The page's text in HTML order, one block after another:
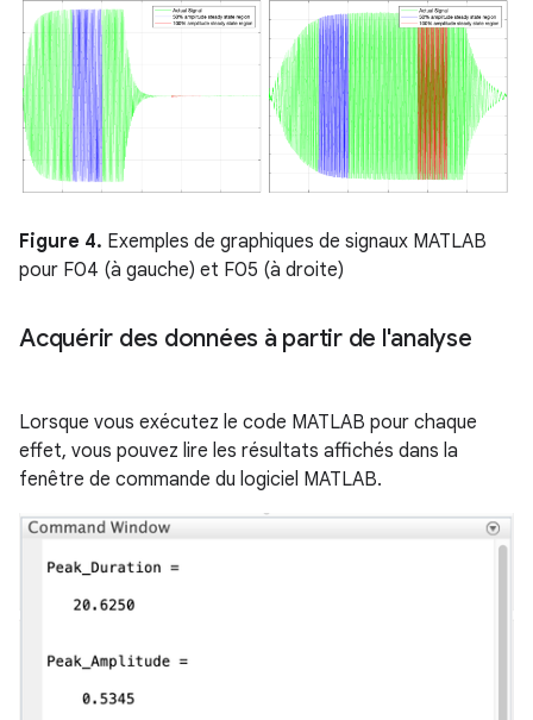
Figure 4. Exemples de graphiques de signaux MATLAB
pour F04 (à gauche) et F05 (à droite)
Acquérir des données à partir de l'analyse
Lorsque vous exécutez le code MATLAB pour chaque
effet, vous pouvez lire les résultats affichés dans la
fenêtre de commande du logiciel MATLAB.